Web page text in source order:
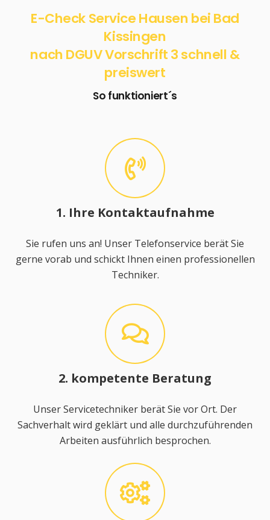
E-Check Service Hausen bei Bad
Kissingen
nach DGUV Vorschrift 3 schnell &
preiswert
So funktioniert´s
1. Ihre Kontaktaufnahme
Sie rufen uns an! Unser Telefonservice berät Sie
gerne vorab und schickt Ihnen einen professionellen
Techniker.
2. kompetente Beratung
Unser Servicetechniker berät Sie vor Ort. Der
Sachverhalt wird geklärt und alle durchzuführenden
Arbeiten ausführlich besprochen.